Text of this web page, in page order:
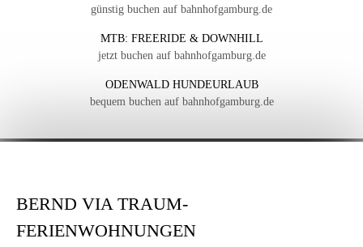
günstig buchen auf bahnhofgamburg.de
MTB: FREERIDE & DOWNHILL
jetzt buchen auf bahnhofgamburg.de
ODENWALD HUNDEURLAUB
bequem buchen auf bahnhofgamburg.de
BERND VIA TRAUM-
FERIENWOHNUNGEN